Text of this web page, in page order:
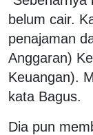
belum cair.
penajaman
Anggaran)
Keuangan).
kata Bagus.
Dia pun